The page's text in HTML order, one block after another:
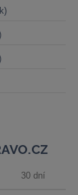
30 dní